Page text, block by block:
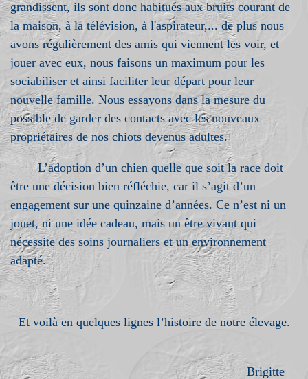
grandissent, ils sont donc habitués aux bruits courant de
la maison, à la télévision, à l'aspirateur,... de plus nous
avons régulièrement des amis qui viennent les voir, et
jouer avec eux, nous faisons un maximum pour les
sociabiliser et ainsi faciliter leur départ pour leur
nouvelle famille. Nous essayons dans la mesure du
possible de garder des contacts avec les nouveaux
propriétaires de nos chiots devenus adultes.
L’adoption d’un chien quelle que soit la race doit
être une décision bien réfléchie, car il s’agit d’un
engagement sur une quinzaine d’années. Ce n’est ni un
jouet, ni une idée cadeau, mais un être vivant qui
nécessite des soins journaliers et un environnement
adapté.
Et voilà en quelques lignes l’histoire de notre élevage.
Brigitte